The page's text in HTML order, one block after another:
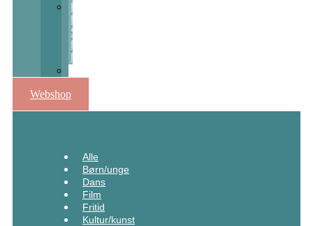
Kulturstøtte
Fra
Sct
Michaels
Nat
Webshop
Alle
Børn/unge
Dans
Film
Fritid
Kultur/kunst